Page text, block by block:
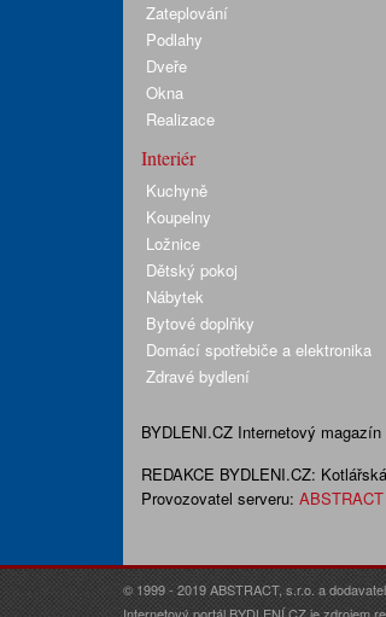
Zateplování
Podlahy
Dveře
Okna
Realizace
Interiér
Kuchyně
Koupelny
Ložnice
Dětský pokoj
Nábytek
Bytové doplňky
Domácí spotřebiče a elektronika
Zdravé bydlení
BYDLENI.CZ Internetový
REDAKCE BYDLENI.CZ:
Provozovatel serveru:
© 1999 - 2019 ABSTRACT, s.r.o. a